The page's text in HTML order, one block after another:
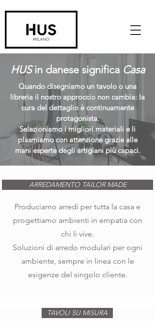
HUSin danese significa Casa
Quando disegniamo un tavolo o una
libreria il nostro approccio non cambia: la
cura del dettaglio è continuamente
protagonista.
Selezioniamo i migliori materiali e li
plasmiamo con attenzione grazie alle
mani esperte degli artigiani più capaci.
ARREDAMENTO TAILOR MADE
Produciamo arredi per tutta la casa e
progettiamo ambienti in empatia con
chi li vive.
Soluzioni di arredo modulari per ogni
ambiente, sempre in linea con le
esigenze del singolo cliente.
TAVOLI SU MISURA